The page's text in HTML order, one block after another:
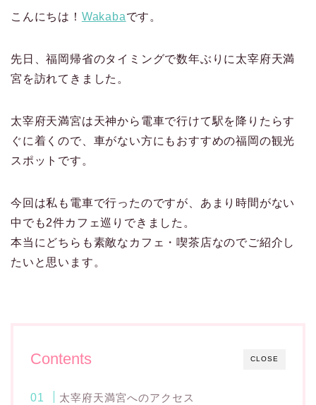
こんにちは！ Wakabaです。
先日、福岡帰省のタイミングで数年ぶりに太宰府天満
宮を訪れてきました。
太宰府天満宮は天神から電車で行けて駅を降りたらす
ぐに着くので、車がない方にもおすすめの福岡の観光
スポットです。
今回は私も電車で行ったのですが、あまり時間がない
中でも2件カフェ巡りできました。
本当にどちらも素敵なカフェ・喫茶店なのでご紹介し
たいと思います。
CLOSE
Contents
太宰府天満宮へのアクセス